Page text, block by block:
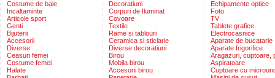
Costume de baie
Incaltaminte
Articole sport
Genti
Bijuterii
Accesorii
Diverse
Ceasuri femei
Costume femei
Halate
Decoratiuni
Corpuri de Iluminat
Covoare
Textile
Rame si tablouri
Ceramica si sticlarie
Diverse decoratiuni
Birou
Mobila birou
Accesorii birou
Echipamente optice
Foto
TV
Tablete grafice
Electrocasnice
Aparate de bucatarie
Aparate frigorifice
Aragazuri, cuptoare,
Aspiratoare
Cuptoare cu